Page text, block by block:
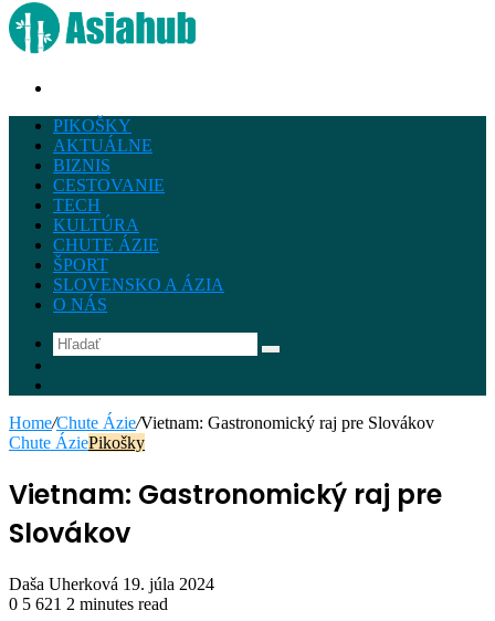
PIKOŠKY
AKTUÁLNE
BIZNIS
CESTOVANIE
TECH
KULTÚRA
CHUTE ÁZIE
ŠPORT
SLOVENSKO A ÁZIA
O NÁS
Hľadať
Home/Chute Ázie/Vietnam: Gastronomický raj pre Slovákov
Chute ÁziePikošky
Vietnam: Gastronomický raj pre
Slovákov
Daša Uherková Send
an
19. júla 2024
0 5 621 2 minutes read